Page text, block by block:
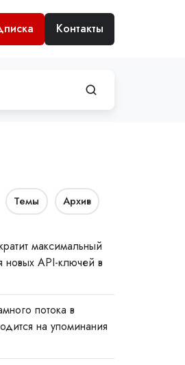
Контакты
Темы Архив
максимальный
новых API-ключей в
потока в
на упоминания